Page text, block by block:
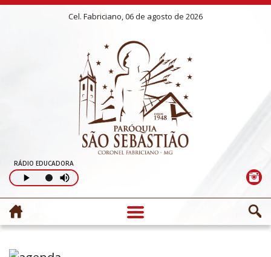
Cel. Fabriciano, 06 de agosto de 2026
RÁDIO EDUCADORA